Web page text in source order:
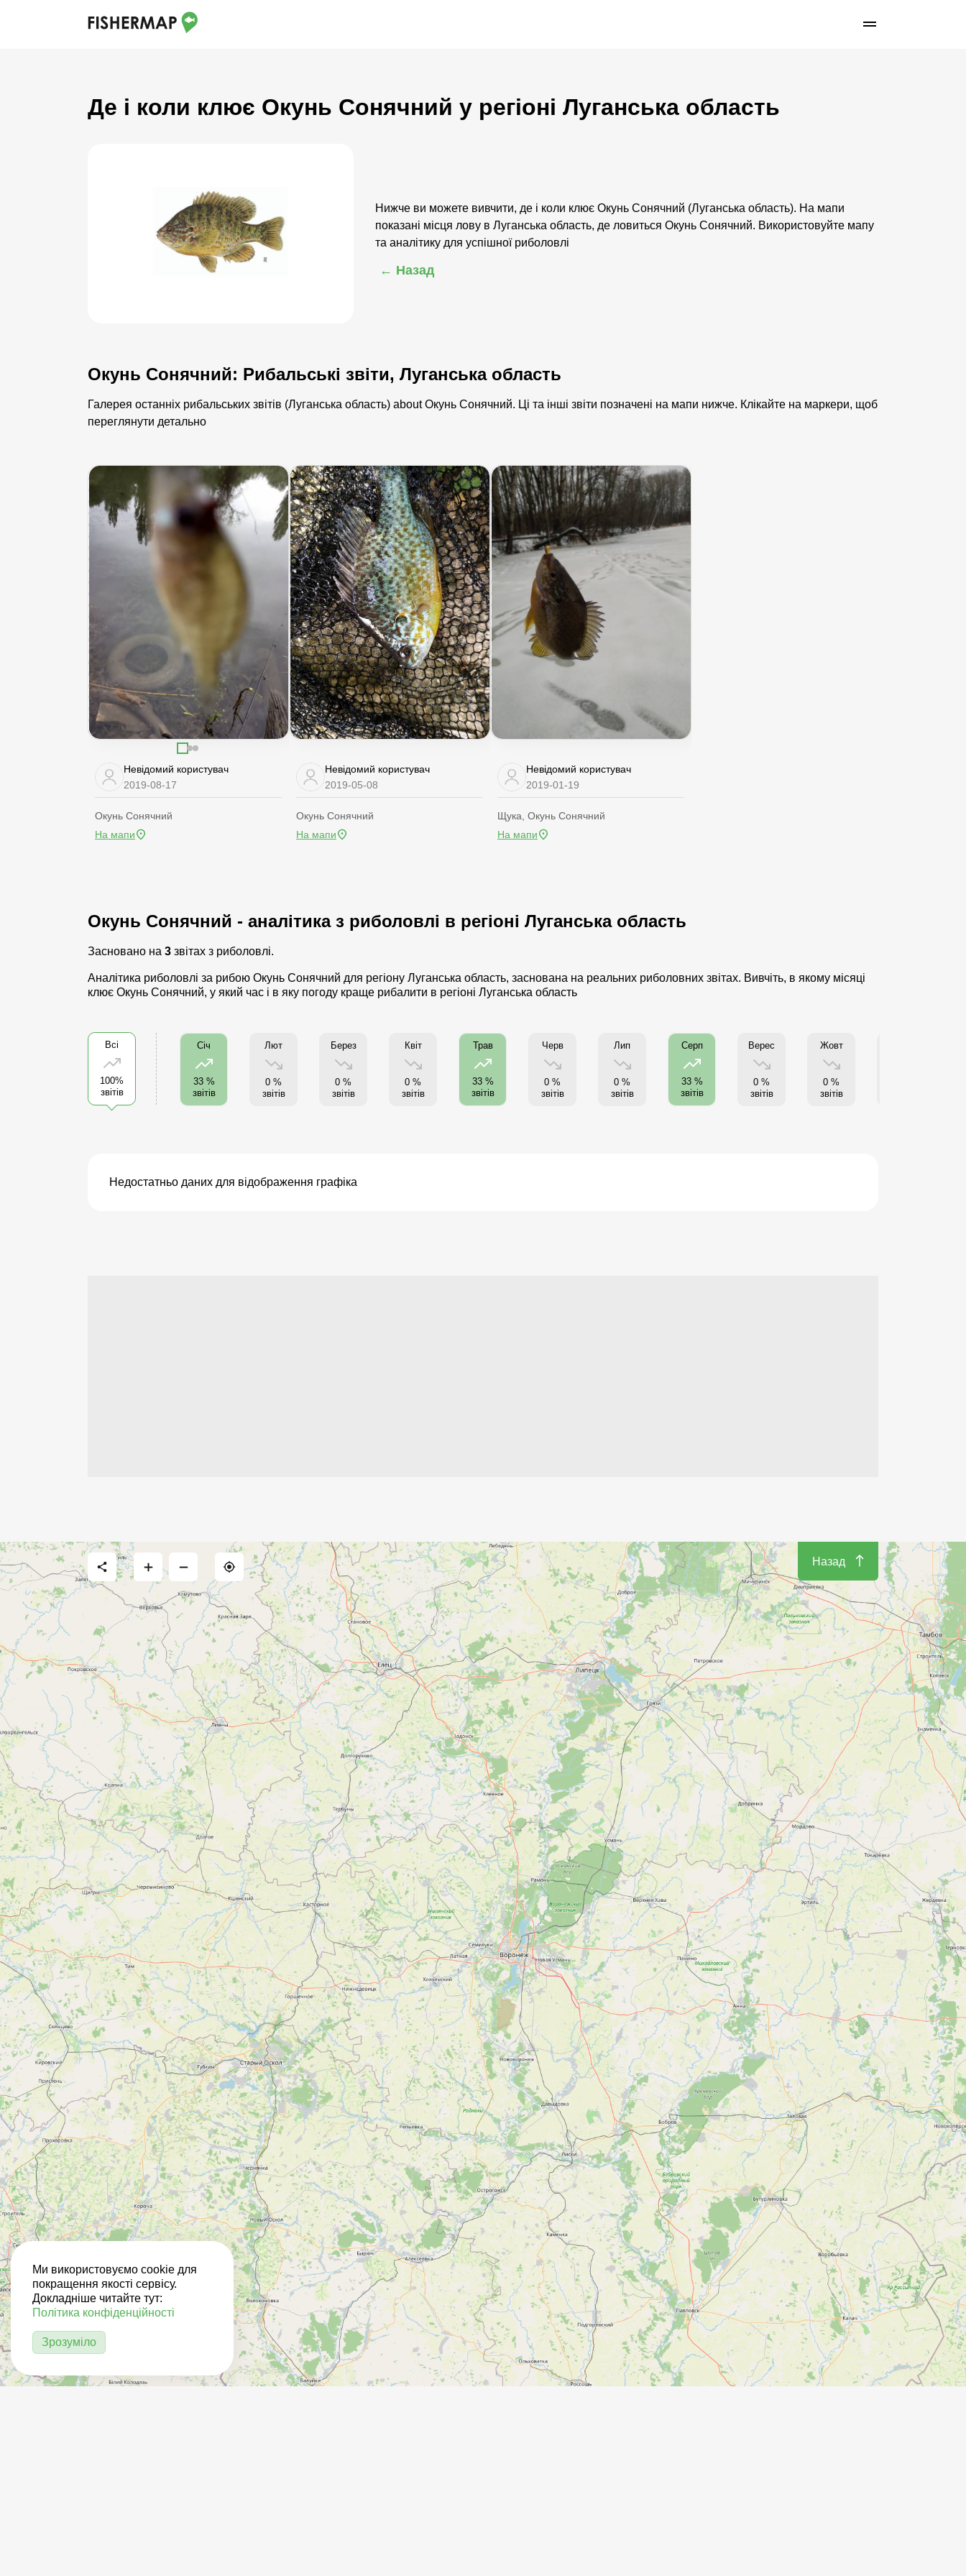
Де і коли клює Окунь Сонячний у регіоні Луганська область
Нижче ви можете вивчити, де і коли клює Окунь Сонячний (Луганська область). На мапи
показані місця лову в Луганська область, де ловиться Окунь Сонячний. Використовуйте мапу
та аналітику для успішної риболовлі
← Назад
Окунь Сонячний: Рибальські звіти, Луганська область
Галерея останніх рибальських звітів (Луганська область) about Окунь Сонячний. Ці та інші звіти позначені на мапи нижче. Клікайте на маркери, щоб
переглянути детально
Невідомий користувач
2019-08-17
Окунь Сонячний
На мапи
Невідомий користувач
2019-05-08
Окунь Сонячний
На мапи
Невідомий користувач
2019-01-19
Щука, Окунь Сонячний
На мапи
Окунь Сонячний - аналітика з риболовлі в регіоні Луганська область
Засновано на 3 звітах з риболовлі.
Аналітика риболовлі за рибою Окунь Сонячний для регіону Луганська область, заснована на реальних риболовних звітах. Вивчіть, в якому місяці
клює Окунь Сонячний, у який час і в яку погоду краще рибалити в регіоні Луганська область
Всі
100%
звітів
Січ
33 %
звітів
Лют
0 %
звітів
Берез
0 %
звітів
Квіт
0 %
звітів
Трав
33 %
звітів
Черв
0 %
звітів
Лип
0 %
звітів
Серп
33 %
звітів
Верес
0 %
звітів
Жовт
0 %
звітів
Недостатньо даних для відображення графіка
Назад
Ми використовуємо cookie для
покращення якості сервісу.
Докладніше читайте тут:
Політика конфіденційності
Зрозуміло